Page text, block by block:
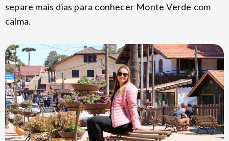
separe mais dias para conhecer Monte Verde com
calma.